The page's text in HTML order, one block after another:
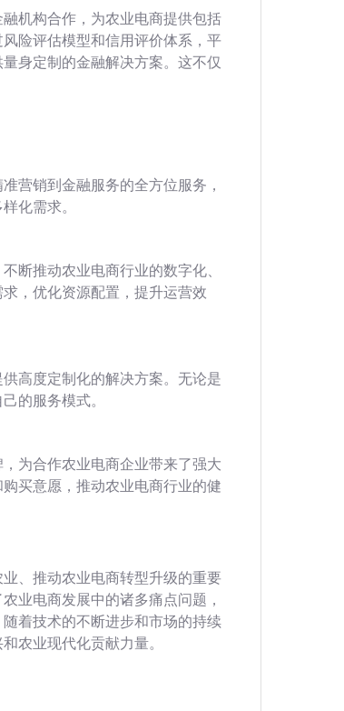
机构合作，为农业电商提供包括
险评估模型和信用评价体系，平
身定制的金融解决方案。这不仅
营销到金融服务的全方位服务，
化需求。
断推动农业电商行业的数字化、
，优化资源配置，提升运营效
高度定制化的解决方案。无论是
的服务模式。
为合作农业电商企业带来了强大
买意愿，推动农业电商行业的健
、推动农业电商转型升级的重要
业电商发展中的诸多痛点问题，
着技术的不断进步和市场的持续
农业现代化贡献力量。